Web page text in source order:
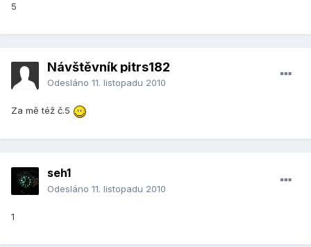
5
Návštěvník pitrs182
Odesláno 11. listopadu 2010
Za mě též č.5
seh1
Odesláno 11. listopadu 2010
1